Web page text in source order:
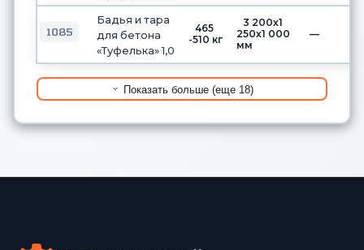
1085
Бадья и тара
для бетона
«Туфелька» 1,0
465
-510 кг
3 200х1
250х1 000
мм
—
Показать больше (еще 18)